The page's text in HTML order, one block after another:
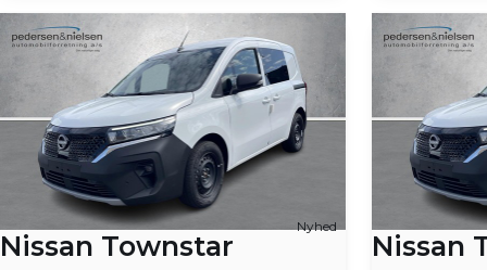
Nyhed
Nissan Townstar Nissan